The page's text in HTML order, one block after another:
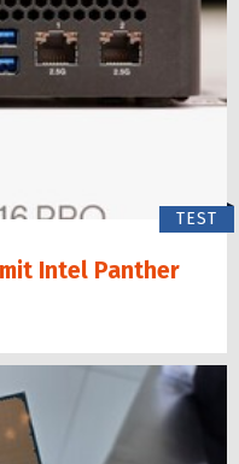
TEST
Intel Panther